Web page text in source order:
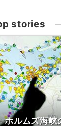
stories
ホルムズ海峡